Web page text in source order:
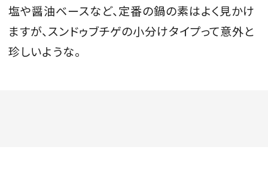
塩や醤油ベースなど、定番の鍋の素はよく見かけ
ますが、スンドゥブチゲの小分けタイプって意外と
珍しいような。